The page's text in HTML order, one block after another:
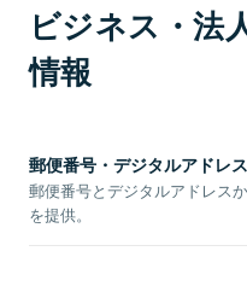
ビジネス・法
情報
郵便番号・デジタルアドレ
郵便番号とデジタルアドレス
を提供。